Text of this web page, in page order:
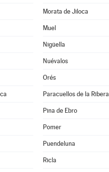
Morata de Jiloca
Muel
Nigüella
Nuévalos
Orés
Paracuellos de la Ribera
Pina de Ebro
Pomer
Puendeluna
Ricla